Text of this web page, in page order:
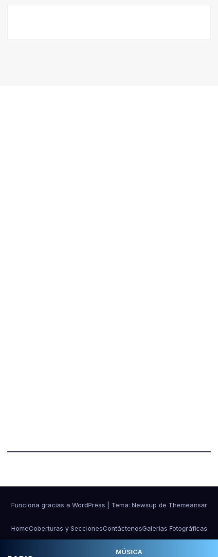
MÚSICA
Funciona gracias a WordPress Tema: Newsup de Themeansar
HomeCoberturas y SeccionesContáctenosGalerías Fotográficas
Ponle Música al Deporte